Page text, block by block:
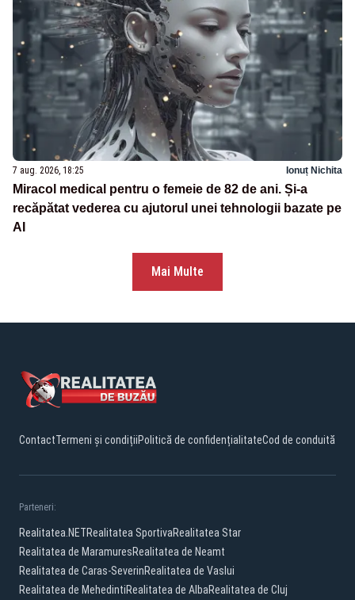
7 aug. 2026, 18:25 Ionuț Nichita
Miracol medical pentru o femeie de 82 de ani. Și-a
recăpătat vederea cu ajutorul unei tehnologii bazate pe
AI
Mai Multe
ContactTermeni și condițiiPolitică de confidențialitateCod de conduită
Parteneri:
Realitatea.NETRealitatea SportivaRealitatea Star
Realitatea de MaramuresRealitatea de Neamt
Realitatea de Caras-SeverinRealitatea de Vaslui
Realitatea de MehedintiRealitatea de AlbaRealitatea de Cluj